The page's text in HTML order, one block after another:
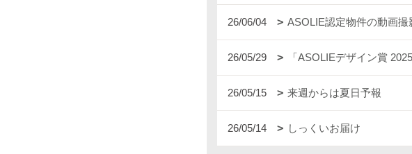
26/06/04 ASOLIE認定物件の動画
26/05/29 「ASOLIEデザイン賞
26/05/15 来週からは夏日予報
26/05/14 しっくいお届け